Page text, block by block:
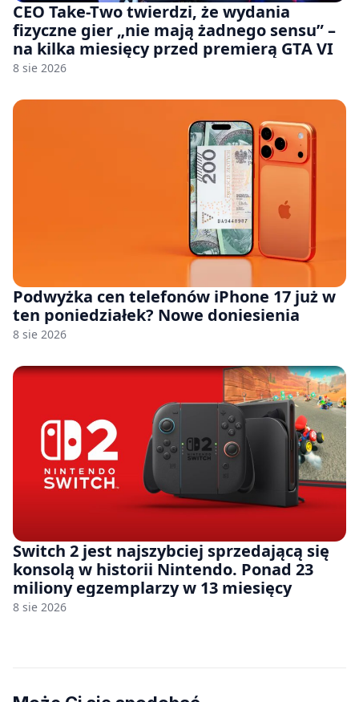
CEO Take-Two twierdzi, że wydania
fizyczne gier „nie mają żadnego sensu” –
na kilka miesięcy przed premierą GTA VI
8 sie 2026
Podwyżka cen telefonów iPhone 17 już w
ten poniedziałek? Nowe doniesienia
8 sie 2026
Switch 2 jest najszybciej sprzedającą się
konsolą w historii Nintendo. Ponad 23
miliony egzemplarzy w 13 miesięcy
8 sie 2026